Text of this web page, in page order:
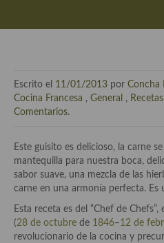
Tiendas especiales
Especias, hierbas, condimentos,
Historia de la gastronomía,
historias culinarias y otras cosas
Origen y evolución de la comida
Escrito el 11/01/2013 por Concha
Cocina Francesa , General , Recetas
Comentarios.
Este guisito es delicioso, la carne
mantequilla para nuestra boca,
sabor suave, una mezcla de las
carne en una armonía perfecta. Es
Esta receta es del “Chef de
(28 de octubre de 1846–12 de
revolucionario de la cocina y